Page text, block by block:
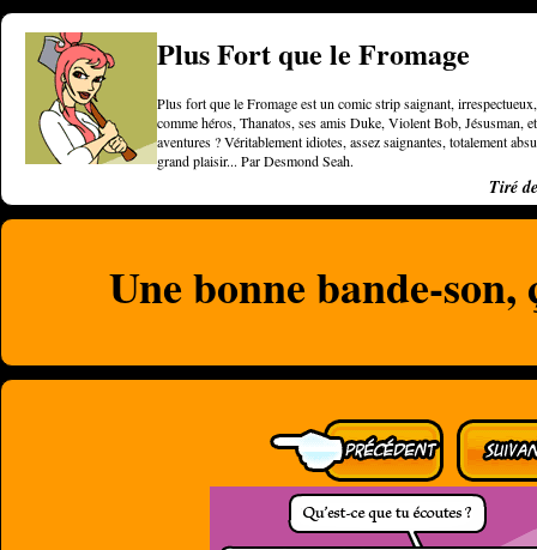
Plus Fort que le Fromage
Plus fort que le Fromage est un comic strip saignant,
comme héros, Thanatos, ses amis Duke, Violent Bob, Jésusman,
aventures ? Véritablement idiotes, assez saignantes, totalement
grand plaisir... Par Desmond Seah.
Tiré
Une bonne bande-son,